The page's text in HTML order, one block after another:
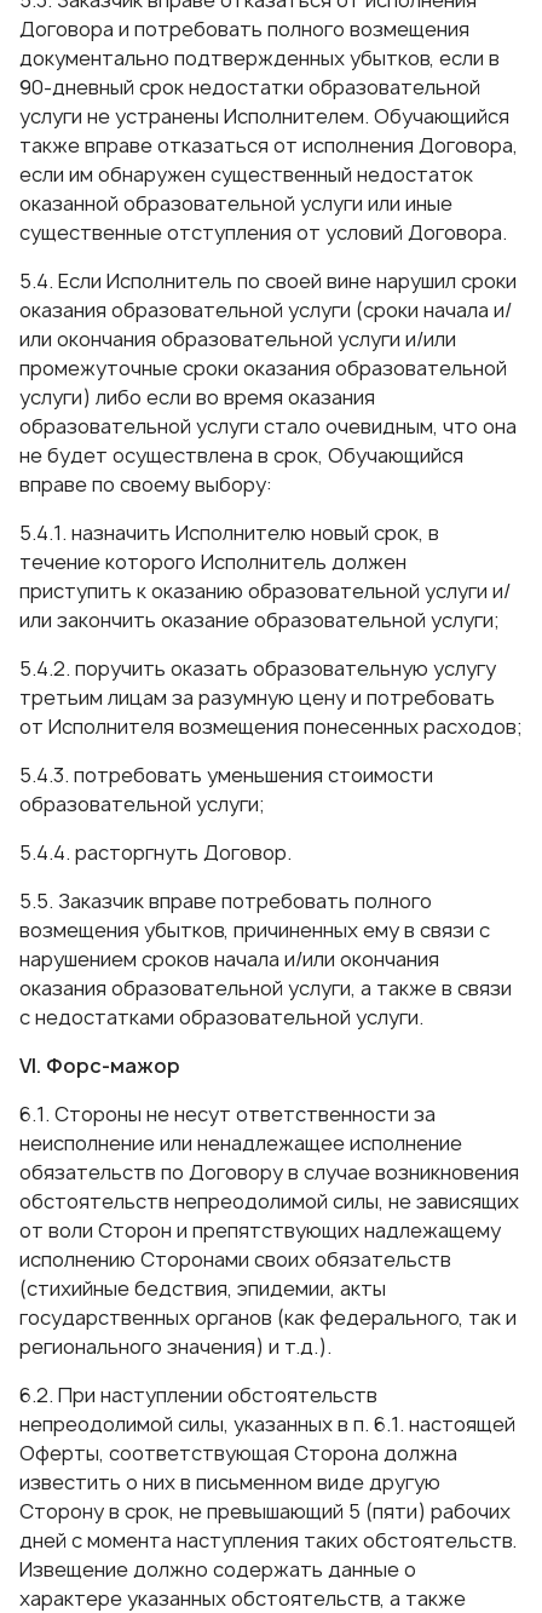
Договора и потребовать полного возмещения
документально подтвержденных убытков, если в
90-дневный срок недостатки образовательной
услуги не устранены Исполнителем. Обучающийся
также вправе отказаться от исполнения Договора,
если им обнаружен существенный недостаток
оказанной образовательной услуги или иные
существенные отступления от условий Договора.
5.4. Если Исполнитель по своей вине нарушил сроки
оказания образовательной услуги (сроки начала и/
или окончания образовательной услуги и/или
промежуточные сроки оказания образовательной
услуги) либо если во время оказания
образовательной услуги стало очевидным, что она
не будет осуществлена в срок, Обучающийся
вправе по своему выбору:
5.4.1. назначить Исполнителю новый срок, в
течение которого Исполнитель должен
приступить к оказанию образовательной услуги и/
или закончить оказание образовательной услуги;
5.4.2. поручить оказать образовательную услугу
третьим лицам за разумную цену и потребовать
от Исполнителя возмещения понесенных расходов;
5.4.3. потребовать уменьшения стоимости
образовательной услуги;
5.4.4. расторгнуть Договор.
5.5. Заказчик вправе потребовать полного
возмещения убытков, причиненных ему в связи с
нарушением сроков начала и/или окончания
оказания образовательной услуги, а также в связи
с недостатками образовательной услуги.
VI. Форс-мажор
6.1. Стороны не несут ответственности за
неисполнение или ненадлежащее исполнение
обязательств по Договору в случае возникновения
обстоятельств непреодолимой силы, не зависящих
от воли Сторон и препятствующих надлежащему
исполнению Сторонами своих обязательств
(стихийные бедствия, эпидемии, акты
государственных органов (как федерального, так и
регионального значения) и т.д.).
6.2. При наступлении обстоятельств
непреодолимой силы, указанных в п. 6.1. настоящей
Оферты, соответствующая Сторона должна
известить о них в письменном виде другую
Сторону в срок, не превышающий 5 (пяти) рабочих
дней с момента наступления таких обстоятельств.
Извещение должно содержать данные о
характере указанных обстоятельств, а также